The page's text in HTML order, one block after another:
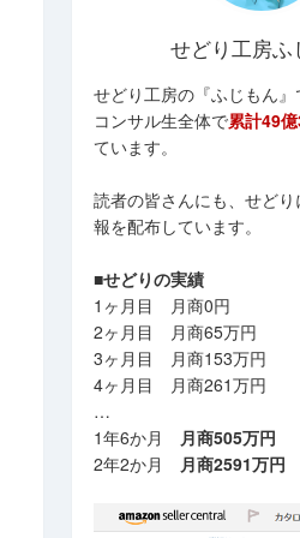
せどり工房ふ
せどり工房の『ふじもん』
コンサル生全体で累計49
ています。
読者の皆さんにも、せど
報を配布しています。
■せどりの実績
1ヶ月目 月商0円
2ヶ月目 月商65万円
3ヶ月目 月商153万円
4ヶ月目 月商261万円
…
1年6か月 月商505万円
2年2か月 月商2591万円